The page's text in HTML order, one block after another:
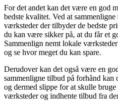
For det andet kan det være en god
bedste kvalitet. Ved at
værksteder der tilbyder de bedste
du kan være sikker på, at du får et
Sammenlign nemt lokale
og se hvor meget du kan spare.
Derudover kan det også være en
sammenligne tilbud på forhånd kan
og dermed slippe for at skulle
værksteder og indhente tilbud fra